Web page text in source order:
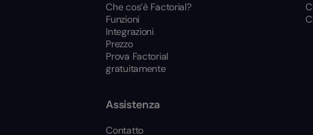
Che cos’è Factorial?
Funzioni
Integrazioni
Prezzo
Prova Factorial
gratuitamente
Assistenza
Contatto